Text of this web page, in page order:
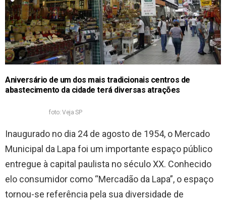
Aniversário de um dos mais tradicionais centros de
abastecimento da cidade terá diversas atrações
foto: Veja SP
Inaugurado no dia 24 de agosto de 1954, o Mercado
Municipal da Lapa foi um importante espaço público
entregue à capital paulista no século XX. Conhecido
elo consumidor como “Mercadão da Lapa”, o espaço
tornou-se referência pela sua diversidade de